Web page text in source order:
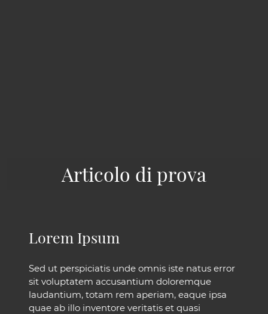
Articolo di prova
Lorem Ipsum
Sed ut perspiciatis unde omnis iste natus error
sit voluptatem accusantium doloremque
laudantium, totam rem aperiam, eaque ipsa
quae ab illo inventore veritatis et quasi